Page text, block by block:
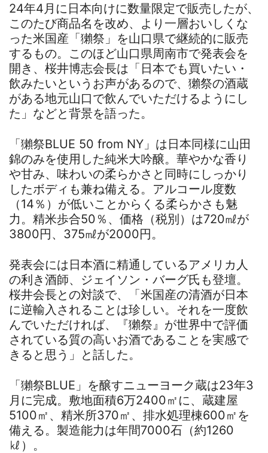
24年4月に日本向けに数量限定で販売したが、
このたび商品名を改め、より一層おいしくな
った米国産「獺祭」を山口県で継続的に販売
するもの。このほど山口県周南市で発表会を
開き、桜井博志会長は「日本でも買いたい・
飲みたいというお声があるので、獺祭の酒蔵
がある地元山口で飲んでいただけるようにし
た」などと背景を語った。
「獺祭BLUE 50 from NY」は日本同様に山田
錦のみを使用した純米大吟醸。華やかな香り
や甘み、味わいの柔らかさと同時にしっかり
したボディも兼ね備える。アルコール度数
（14％）が低いことからくる柔らかさも魅
力。精米歩合50％、価格（税別）は720㎖が
3800円、375㎖が2000円。
発表会には日本酒に精通しているアメリカ人
の利き酒師、ジェイソン・バーグ氏も登壇。
桜井会長との対談で、「米国産の清酒が日本
に逆輸入されることは珍しい。それを一度飲
んでいただければ、『獺祭』が世界中で評価
されている質の高いお酒であることを実感で
きると思う」と話した。
「獺祭BLUE」を醸すニューヨーク蔵は23年3
月に完成。敷地面積6万2400㎡に、蔵建屋
5100㎡、精米所370㎡、排水処理棟600㎡を
備える。製造能力は年間7000石（約1260
㎘）。